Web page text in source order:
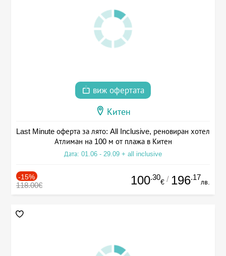
виж офертата
Китен
Last Minute оферта за лято: All Inclusive, реновиран хотел
Атлиман на 100 м от плажа в Китен
Дата: 01.06 - 29.09 + all inclusive
-15%
118.00€ 100.30
€ / 196.17
лв.